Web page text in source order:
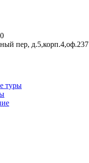
пер, д.5,корп.4,оф.237
туры